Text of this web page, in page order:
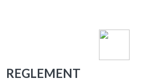
REGLEMENT